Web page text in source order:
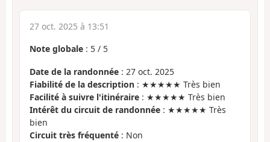
27 oct. 2025 à 13:51
Note globale : 5 / 5
Date de la randonnée : 27 oct. 2025
Fiabilité de la description : ★★★★★ Très bien
Facilité à suivre l'itinéraire : ★★★★★ Très bien
Intérêt du circuit de randonnée : ★★★★★ Très
bien
Circuit très fréquenté : Non